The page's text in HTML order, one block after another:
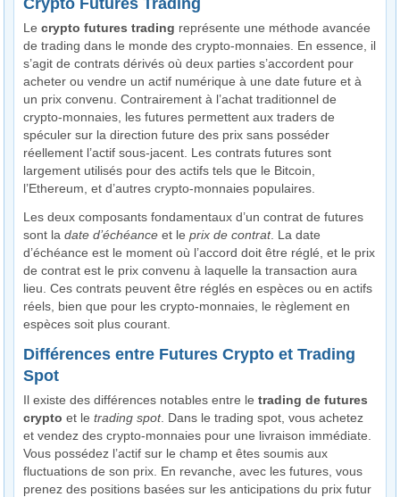
Crypto Futures Trading
Lecrypto futures trading représente une méthode avancée
de trading dans le monde des crypto-monnaies. En essence, il
s’agit de contrats dérivés où deux parties s’accordent pour
acheter ou vendre un actif numérique à une date future et à
un prix convenu. Contrairement à l’achat traditionnel de
crypto-monnaies, les futures permettent aux traders de
spéculer sur la direction future des prix sans posséder
réellement l’actif sous-jacent. Les contrats futures sont
largement utilisés pour des actifs tels que le Bitcoin,
l’Ethereum, et d’autres crypto-monnaies populaires.
Les deux composants fondamentaux d’un contrat de futures
sont ladate d’échéance et leprix de contrat. La date
d’échéance est le moment où l’accord doit être réglé, et le prix
de contrat est le prix convenu à laquelle la transaction aura
lieu. Ces contrats peuvent être réglés en espèces ou en actifs
réels, bien que pour les crypto-monnaies, le règlement en
espèces soit plus courant.
Différences entre Futures Crypto et Trading
Spot
Il existe des différences notables entre letrading de futures
crypto et letrading spot. Dans le trading spot, vous achetez
et vendez des crypto-monnaies pour une livraison immédiate.
Vous possédez l’actif sur le champ et êtes soumis aux
fluctuations de son prix. En revanche, avec les futures, vous
prenez des positions basées sur les anticipations du prix futur